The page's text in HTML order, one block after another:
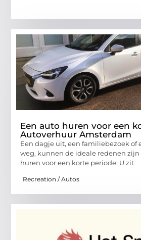
Een auto huren voor een
Autoverhuur Amsterdam
Een dagje uit, een familiebezoek of
weg, kunnen de ideale redenen
huren voor een korte periode. U zit
Recreation / Autos